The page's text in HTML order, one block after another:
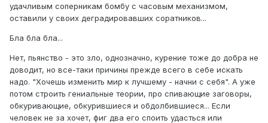
удачливым соперникам бомбу с часовым механизмом,
оставили у своих деградировавших соратников...
Бла бла бла...
Нет, пьянство - это зло, однозначно, курение тоже до добра не
доводит, но все-таки причины прежде всего в себе искать
надо. "Хочешь изменить мир к лучшему - начни с себя". А уже
потом строить гениальные теории, про спивающие заговоры,
обкуривающие, обкурившиеся и обдолбившиеся... Если
человек не за хочет, фиг два его споить удасться или